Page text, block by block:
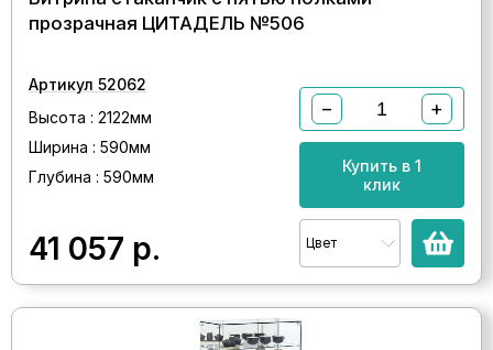
прозрачная ЦИТАДЕЛЬ №506
Артикул 52062
Высота : 2122мм
Ширина : 590мм
Глубина : 590мм
41 057 р.
− +
Купить в 1
клик
Цвет